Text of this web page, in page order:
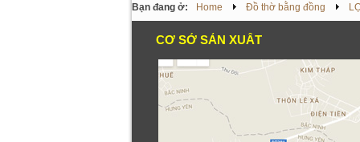
Bạn đang ở: Home Đồ thờ bằng đồng
CƠ SỞ SẢN XUẤT